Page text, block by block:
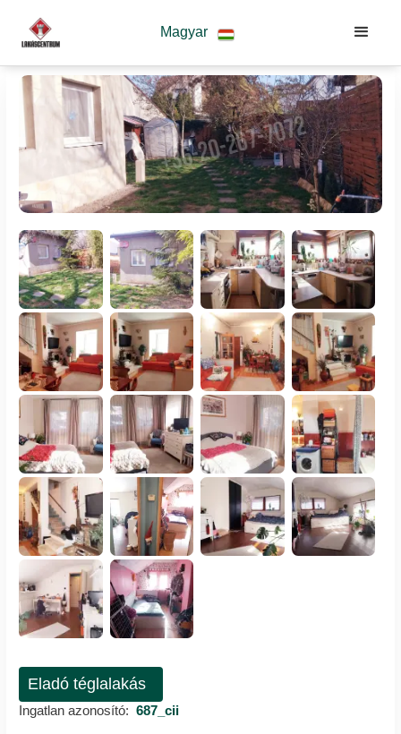
Magyar
Eladó téglalakás
Ingatlan azonosító: 687_cii